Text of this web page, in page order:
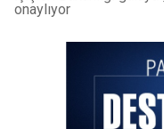
onaylıyor